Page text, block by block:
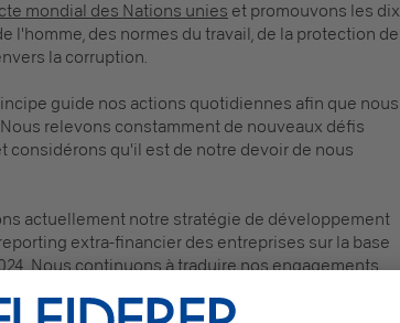
mondial des Nations unies et promouvons les dix
l'homme, des normes du travail, de la protection de
la corruption.
guide nos actions quotidiennes afin que nous
relevons constamment de nouveaux défis
considérons qu'il est de notre devoir de nous
actuellement notre stratégie de développement
extra-financier des entreprises sur la base
Nous continuons à traduire nos engagements
scientifiquement fondés, et nous nous
et de manière transparente de la réalisation de